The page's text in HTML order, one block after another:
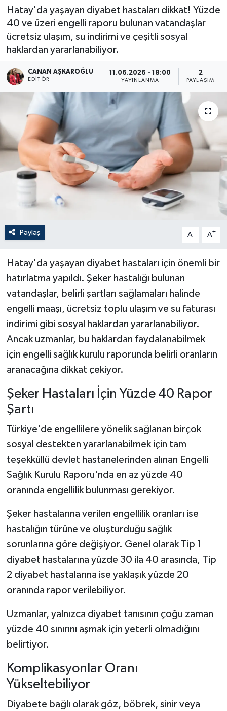
Hatay'da yaşayan diyabet hastaları dikkat! Yüzde
40 ve üzeri engelli raporu bulunan vatandaşlar
ücretsiz ulaşım, su indirimi ve çeşitli sosyal
haklardan yararlanabiliyor.
CANAN AŞKAROĞLU
EDITÖR
11.06.2026 - 18:00
YAYINLANMA
2
PAYLAŞIM
Paylaş A- A+
Hatay'da yaşayan diyabet hastaları için önemli bir
hatırlatma yapıldı. Şeker hastalığı bulunan
vatandaşlar, belirli şartları sağlamaları halinde
engelli maaşı, ücretsiz toplu ulaşım ve su faturası
indirimi gibi sosyal haklardan yararlanabiliyor.
Ancak uzmanlar, bu haklardan faydalanabilmek
için engelli sağlık kurulu raporunda belirli oranların
aranacağına dikkat çekiyor.
Şeker Hastaları İçin Yüzde 40 Rapor
Şartı
Türkiye'de engellilere yönelik sağlanan birçok
sosyal destekten yararlanabilmek için tam
teşekküllü devlet hastanelerinden alınan Engelli
Sağlık Kurulu Raporu'nda en az yüzde 40
oranında engellilik bulunması gerekiyor.
Şeker hastalarına verilen engellilik oranları ise
hastalığın türüne ve oluşturduğu sağlık
sorunlarına göre değişiyor. Genel olarak Tip 1
diyabet hastalarına yüzde 30 ila 40 arasında, Tip
2 diyabet hastalarına ise yaklaşık yüzde 20
oranında rapor verilebiliyor.
Uzmanlar, yalnızca diyabet tanısının çoğu zaman
yüzde 40 sınırını aşmak için yeterli olmadığını
belirtiyor.
Komplikasyonlar Oranı
Yükseltebiliyor
Diyabete bağlı olarak göz, böbrek, sinir veya